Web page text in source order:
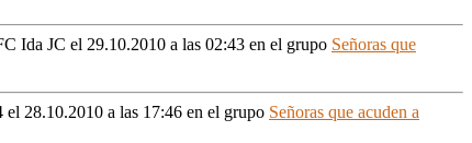
Ida JC el 29.10.2010 a las 02:43 en el grupo Señoras que
el 28.10.2010 a las 17:46 en el grupo Señoras que acuden a